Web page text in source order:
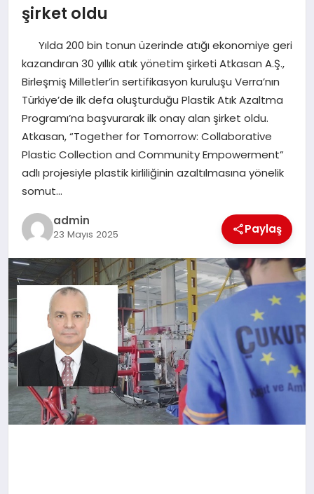
EKONOMI
SAĞLIK
DÜNYA
EĞITIM
şirket oldu
Yılda 200 bin tonun üzerinde atığı ekonomiye geri
kazandıran 30 yıllık atık yönetim şirketi Atkasan A.Ş.,
Birleşmiş Milletler’in sertifikasyon kuruluşu Verra’nın
Türkiye’de ilk defa oluşturduğu Plastik Atık Azaltma
Programı’na başvurarak ilk onay alan şirket oldu.
Atkasan, “Together for Tomorrow: Collaborative
Plastic Collection and Community Empowerment”
adlı projesiyle plastik kirliliğinin azaltılmasına yönelik
somut…
admin
23 Mayıs 2025 Paylaş